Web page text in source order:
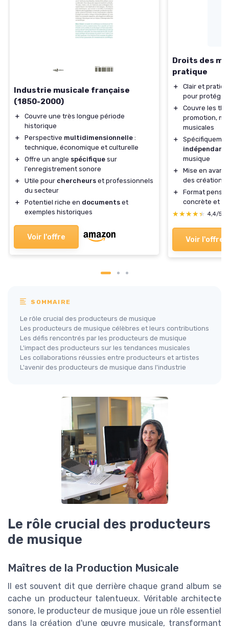
Industrie musicale française
(1850-2000)
＋
Couvre une très longue période
historique
＋
Perspective multidimensionnelle :
technique, économique et culturelle
＋
Offre un angle spécifique sur
l'enregistrement sonore
＋
Utile pour chercheurs et professionnels
du secteur
＋
Potentiel riche en documents et
exemples historiques
Voir l'offre
Droits des
pratique
＋
Clair et
pour
＋
Couvre les
promotion,
musicales
＋
musique
＋
Mise en
des créations
＋
Format pensé
concrète et
★★★★★
★★★★★ 4,4/5
Voir l'offre
SOMMAIRE
Le rôle crucial des producteurs de musique
Les producteurs de musique célèbres et leurs contributions
Les défis rencontrés par les producteurs de musique
L'impact des producteurs sur les tendances musicales
Les collaborations réussies entre producteurs et artistes
L'avenir des producteurs de musique dans l'industrie
Le rôle crucial des producteurs
de musique
Maîtres de la Production Musicale
Il est souvent dit que derrière chaque grand album se
cache un producteur talentueux. Véritable architecte
sonore, le producteur de musique joue un rôle essentiel
dans la création d'une œuvre musicale, transformant